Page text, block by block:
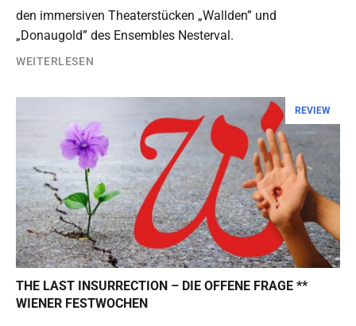
den immersiven Theaterstücken „Wallden” und
„Donaugold” des Ensembles Nesterval.
WEITERLESEN
REVIEW
THE LAST INSURRECTION – DIE OFFENE FRAGE **
WIENER FESTWOCHEN